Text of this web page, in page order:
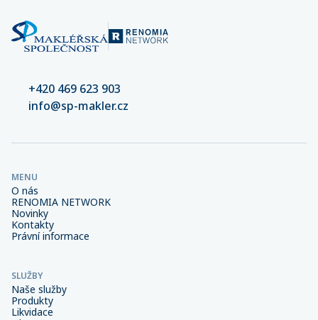
+420 469 623 903
info@sp-makler.cz
MENU
O nás
RENOMIA NETWORK
Novinky
Kontakty
Právní informace
SLUŽBY
Naše služby
Produkty
Likvidace